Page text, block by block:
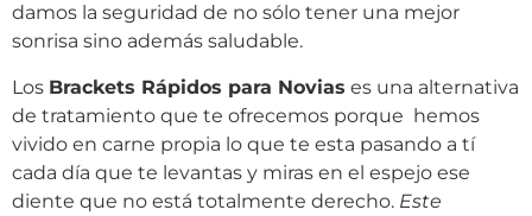
damos la seguridad de no sólo tener una mejor
sonrisa sino además saludable.
Los Brackets Rápidos para Novias es una alternativa
de tratamiento que te ofrecemos porque hemos
vivido en carne propia lo que te esta pasando a tí
cada día que te levantas y miras en el espejo ese
diente que no está totalmente derecho. Este